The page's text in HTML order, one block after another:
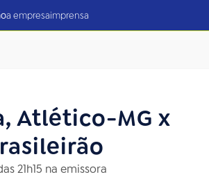
a empresaimprensa
Atlético-MG x
21h15 na emissora